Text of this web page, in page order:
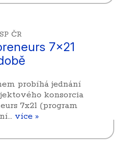
ČR
7x21
probíhá jednání
konsorcia
7x21 (program
více »